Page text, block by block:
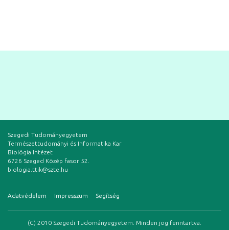
Szegedi Tudományegyetem
Természettudományi és Informatika Kar
Biológia Intézet
6726 Szeged Közép fasor 52.
biologia.ttik@szte.hu
Adatvédelem Impresszum Segítség
(C) 2010 Szegedi Tudományegyetem. Minden jog fenntartva.